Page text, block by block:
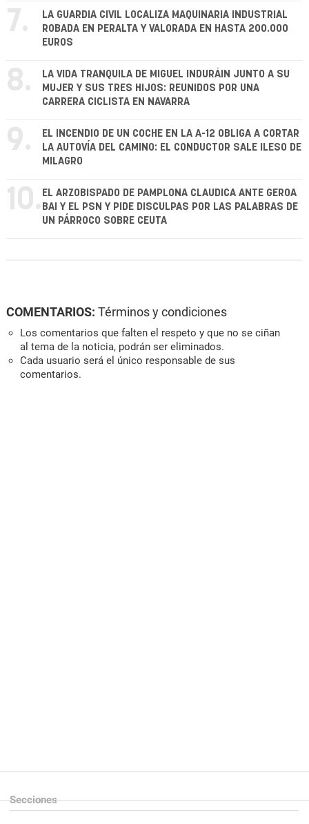
7.
LA GUARDIA CIVIL LOCALIZA MAQUINARIA INDUSTRIAL
ROBADA EN PERALTA Y VALORADA EN HASTA 200.000
EUROS
8.
LA VIDA TRANQUILA DE MIGUEL INDURÁIN JUNTO A SU
MUJER Y SUS TRES HIJOS: REUNIDOS POR UNA
CARRERA CICLISTA EN NAVARRA
9.
EL INCENDIO DE UN COCHE EN LA A-12 OBLIGA A CORTAR
LA AUTOVÍA DEL CAMINO: EL CONDUCTOR SALE ILESO DE
MILAGRO
10. EL ARZOBISPADO DE PAMPLONA CLAUDICA ANTE GEROA
BAI Y EL PSN Y PIDE DISCULPAS POR LAS PALABRAS DE
UN PÁRROCO SOBRE CEUTA
COMENTARIOS: Términos y condiciones
Los comentarios que falten el respeto y que no se ciñan
al tema de la noticia, podrán ser eliminados.
Cada usuario será el único responsable de sus
comentarios.
Secciones